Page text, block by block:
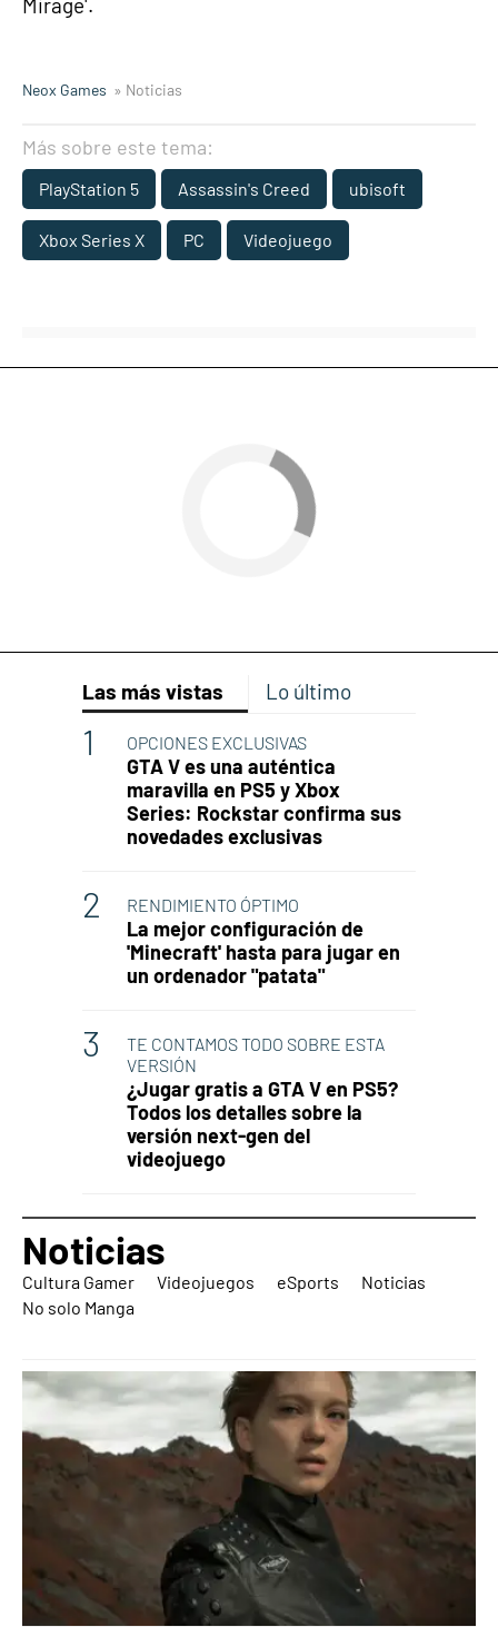
Mirage'.
Neox Games » Noticias
Más sobre este tema:
PlayStation 5 Assassin's Creed ubisoft
Xbox Series X PC Videojuego
Las más vistas Lo último
OPCIONES EXCLUSIVAS
GTA V es una auténtica
maravilla en PS5 y Xbox
Series: Rockstar confirma sus
novedades exclusivas
RENDIMIENTO ÓPTIMO
La mejor configuración de
'Minecraft' hasta para jugar en
un ordenador "patata"
TE CONTAMOS TODO SOBRE ESTA
VERSIÓN
¿Jugar gratis a GTA V en PS5?
Todos los detalles sobre la
versión next-gen del
videojuego
Noticias
Cultura Gamer Videojuegos eSports
Noticias
No solo Manga